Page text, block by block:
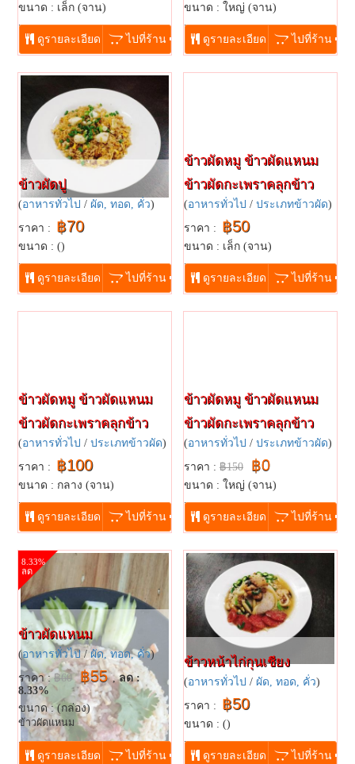
ขนาด : เล็ก (จาน)
...
ดูรายละเอียด ไปที่ร้าน
ขนาด : ใหญ่ (จาน)
...
ดูรายละเอียด ไปที่ร้าน
ข้าวผัดปู
(อาหารทั่วไป / ผัด, ทอด, คั่ว)
ราคา : ฿70
ขนาด : ()
...
ดูรายละเอียด ไปที่ร้าน
ข้าวผัดหมู ข้าวผัดแหนม
ข้าวผัดกะเพราคลุกข้าว
(อาหารทั่วไป / ประเภทข้าวผัด)
ราคา : ฿50
ขนาด : เล็ก (จาน)
...
ดูรายละเอียด ไปที่ร้าน
ข้าวผัดหมู ข้าวผัดแหนม
ข้าวผัดกะเพราคลุกข้าว
(อาหารทั่วไป / ประเภทข้าวผัด)
ราคา : ฿100
ขนาด : กลาง (จาน)
...
ดูรายละเอียด ไปที่ร้าน
ข้าวผัดหมู ข้าวผัดแหนม
ข้าวผัดกะเพราคลุกข้าว
(อาหารทั่วไป / ประเภทข้าวผัด)
ราคา : ฿150 ฿0
ขนาด : ใหญ่ (จาน)
...
ดูรายละเอียด ไปที่ร้าน
8.33%
ลด
ข้าวผัดแหนม
(อาหารทั่วไป/ผัด, ทอด, คั่ว)
ราคา :฿60 ฿55,ลด :
8.33%
ขนาด : (กล่อง)
ข้าวผัดแหนม
...
ดูรายละเอียด
ไปที่ร้าน
ข้าวหน้าไก่กุนเชียง
(อาหารทั่วไป / ผัด, ทอด, คั่ว)
ราคา : ฿50
ขนาด : ()
...
ดูรายละเอียด ไปที่ร้าน